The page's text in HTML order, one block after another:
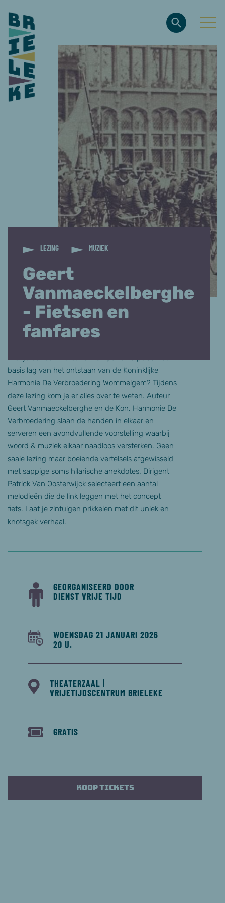
LEZING MUZIEK
Geert
Vanmaeckelberghe
- Fietsen en
fanfares
basis lag van het ontstaan van de Koninklijke
Harmonie De Verbroedering Wommelgem? Tijdens
deze lezing kom je er alles over te weten. Auteur
Geert Vanmaeckelberghe en de Kon. Harmonie De
Verbroedering slaan de handen in elkaar en
serveren een avondvullende voorstelling waarbij
woord & muziek elkaar naadloos versterken. Geen
saaie lezing maar boeiende vertelsels afgewisseld
met sappige soms hilarische anekdotes. Dirigent
Patrick Van Oosterwijck selecteert een aantal
melodieën die de link leggen met het concept
fiets. Laat je zintuigen prikkelen met dit uniek en
knotsgek verhaal.
GEORGANISEERD DOOR
DIENST VRIJE TIJD
WOENSDAG 21 JANUARI 2026
20 U.
THEATERZAAL |
VRIJETIJDSCENTRUM BRIELEKE
GRATIS
Koop tickets